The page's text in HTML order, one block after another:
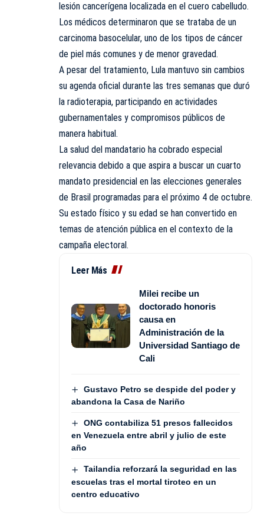
lesión cancerígena localizada en el cuero cabelludo.
Los médicos determinaron que se trataba de un
carcinoma basocelular, uno de los tipos de cáncer
de piel más comunes y de menor gravedad.
A pesar del tratamiento, Lula mantuvo sin cambios
su agenda oficial durante las tres semanas que duró
la radioterapia, participando en actividades
gubernamentales y compromisos públicos de
manera habitual.
La salud del mandatario ha cobrado especial
relevancia debido a que aspira a buscar un cuarto
mandato presidencial en las elecciones generales
de Brasil programadas para el próximo 4 de octubre.
Su estado físico y su edad se han convertido en
temas de atención pública en el contexto de la
campaña electoral.
Leer Más
Milei recibe un
doctorado honoris
causa en
Administración de la
Universidad Santiago de
Cali
Gustavo Petro se despide del poder y
abandona la Casa de Nariño
ONG contabiliza 51 presos fallecidos
en Venezuela entre abril y julio de este
año
Tailandia reforzará la seguridad en las
escuelas tras el mortal tiroteo en un
centro educativo